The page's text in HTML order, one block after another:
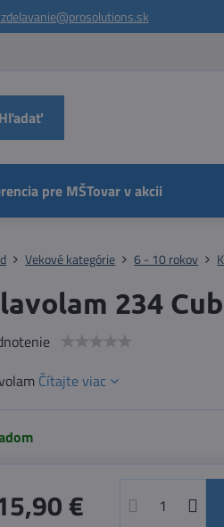
Hľadať
pre MŠTovar v akcii
Vekové kategórie 6 - 10 rokov
234
Čítajte viac
€